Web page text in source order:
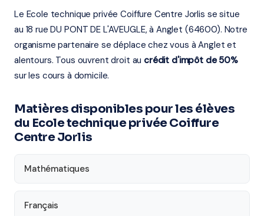
Le Ecole technique privée Coiffure Centre Jorlis se situe
au 18 rue DU PONT DE L'AVEUGLE, à Anglet (64600). Notre
organisme partenaire se déplace chez vous à Anglet et
alentours. Tous ouvrent droit au crédit d'impôt de 50%
sur les cours à domicile.
Matières disponibles pour les élèves
du Ecole technique privée Coiffure
Centre Jorlis
Mathématiques
Français